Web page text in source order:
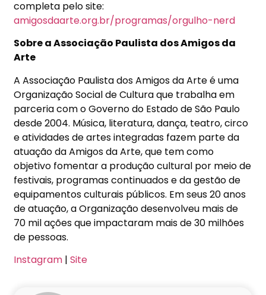
completa pelo site:
amigosdaarte.org.br/programas/orgulho-nerd
Sobre a Associação Paulista dos Amigos da
Arte
A Associação Paulista dos Amigos da Arte é uma
Organização Social de Cultura que trabalha em
parceria com o Governo do Estado de São Paulo
desde 2004. Música, literatura, dança, teatro, circo
e atividades de artes integradas fazem parte da
atuação da Amigos da Arte, que tem como
objetivo fomentar a produção cultural por meio de
festivais, programas continuados e da gestão de
equipamentos culturais públicos. Em seus 20 anos
de atuação, a Organização desenvolveu mais de
70 mil ações que impactaram mais de 30 milhões
de pessoas.
Instagram |Site